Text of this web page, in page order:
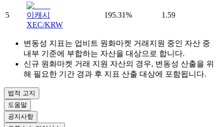
5
이캐시
XEC/KRW
195.31% 1.59
변동성 지표는 업비트 원화마켓 거래지원 중인 자산 중
내부 기준에 부합하는 자산을 대상으로 합니다.
신규 원화마켓 거래 지원 자산의 경우, 변동성 산출을 위
해 필요한 기간 경과 후 지표 산출 대상에 포함됩니다.
법적 고지
도움말
공지사항